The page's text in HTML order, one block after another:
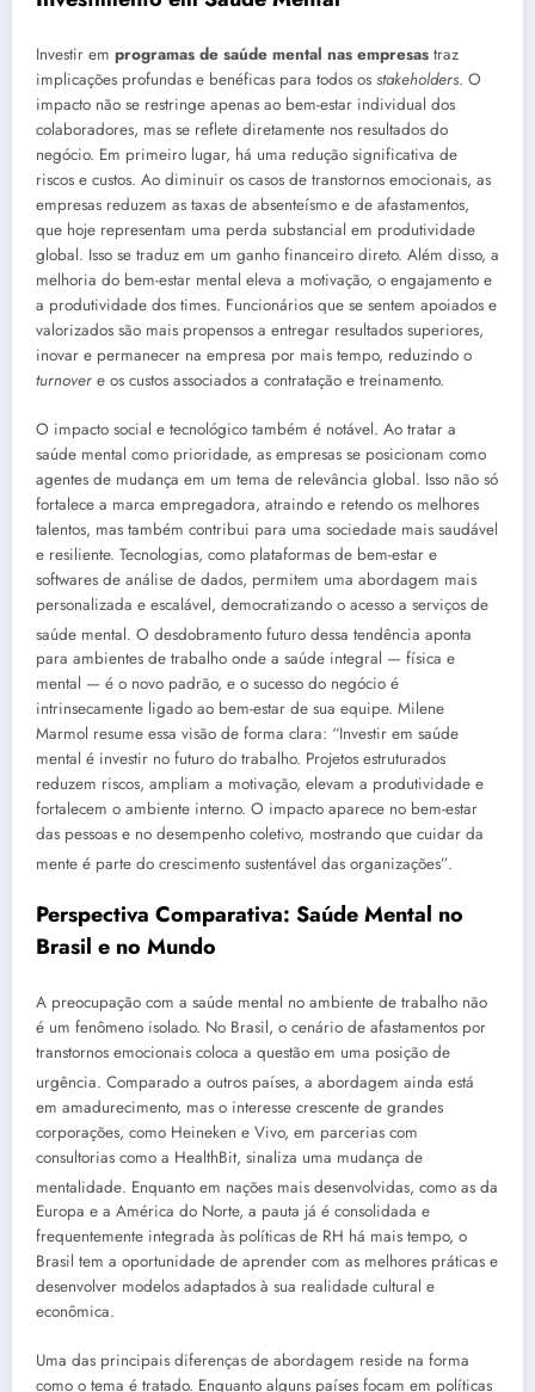
Investir em programas de saúde mental nas empresas traz
implicações profundas e benéficas para todos os stakeholders. O
impacto não se restringe apenas ao bem-estar individual dos
colaboradores, mas se reflete diretamente nos resultados do
negócio. Em primeiro lugar, há uma redução significativa de
riscos e custos. Ao diminuir os casos de transtornos emocionais, as
empresas reduzem as taxas de absenteísmo e de afastamentos,
que hoje representam uma perda substancial em produtividade
global. Isso se traduz em um ganho financeiro direto. Além disso, a
melhoria do bem-estar mental eleva a motivação, o engajamento e
a produtividade dos times. Funcionários que se sentem apoiados e
valorizados são mais propensos a entregar resultados superiores,
inovar e permanecer na empresa por mais tempo, reduzindo o
turnover e os custos associados a contratação e treinamento.
O impacto social e tecnológico também é notável. Ao tratar a
saúde mental como prioridade, as empresas se posicionam como
agentes de mudança em um tema de relevância global. Isso não só
fortalece a marca empregadora, atraindo e retendo os melhores
talentos, mas também contribui para uma sociedade mais saudável
e resiliente. Tecnologias, como plataformas de bem-estar e
softwares de análise de dados, permitem uma abordagem mais
personalizada e escalável, democratizando o acesso a serviços de
saúde mental. O desdobramento futuro dessa tendência aponta
para ambientes de trabalho onde a saúde integral — física e
mental — é o novo padrão, e o sucesso do negócio é
intrinsecamente ligado ao bem-estar de sua equipe. Milene
Marmol resume essa visão de forma clara: “Investir em saúde
mental é investir no futuro do trabalho. Projetos estruturados
reduzem riscos, ampliam a motivação, elevam a produtividade e
fortalecem o ambiente interno. O impacto aparece no bem-estar
das pessoas e no desempenho coletivo, mostrando que cuidar da
mente é parte do crescimento sustentável das organizações”.
Perspectiva Comparativa: Saúde Mental no
Brasil e no Mundo
A preocupação com a saúde mental no ambiente de trabalho não
é um fenômeno isolado. No Brasil, o cenário de afastamentos por
transtornos emocionais coloca a questão em uma posição de
urgência. Comparado a outros países, a abordagem ainda está
em amadurecimento, mas o interesse crescente de grandes
corporações, como Heineken e Vivo, em parcerias com
consultorias como a HealthBit, sinaliza uma mudança de
mentalidade. Enquanto em nações mais desenvolvidas, como as da
Europa e a América do Norte, a pauta já é consolidada e
frequentemente integrada às políticas de RH há mais tempo, o
Brasil tem a oportunidade de aprender com as melhores práticas e
desenvolver modelos adaptados à sua realidade cultural e
econômica.
Uma das principais diferenças de abordagem reside na forma
como o tema é tratado. Enquanto alguns países focam em políticas